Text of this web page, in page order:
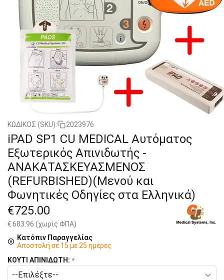
ΚΩΔΙΚΟΣ (SKU): 2023976
iPAD SP1 CU MEDICAL Αυτόματος
Εξωτερικός Απινιδωτής -
ΑΝΑΚΑΤΑΣΚΕΥΑΣΜΕΝΟΣ
(REFURBISHED)(Μενού και
Φωνητικές Οδηγίες στα Ελληνικά)
€725.00
€683.96 (χωρίς ΦΠΑ)
Κατόπιν Παραγγελίας
Αποστολή σε 15 με 25 ημέρες
ΚΟΥΤΙ ΑΠΙΝΙΔΩΤΗ: